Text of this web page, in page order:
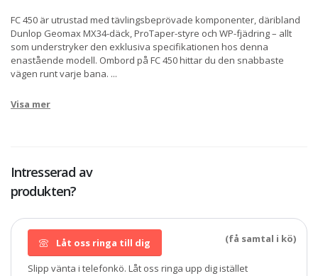
FC 450 är utrustad med tävlingsbeprövade komponenter, däribland
Dunlop Geomax MX34-däck, ProTaper-styre och WP-fjädring – allt
som understryker den exklusiva specifikationen hos denna
enastående modell. Ombord på FC 450 hittar du den snabbaste
vägen runt varje bana. ...
Visa mer
Intresserad av
produkten?
Låt oss ringa till dig (få samtal i kö)
Slipp vänta i telefonkö. Låt oss ringa upp dig istället